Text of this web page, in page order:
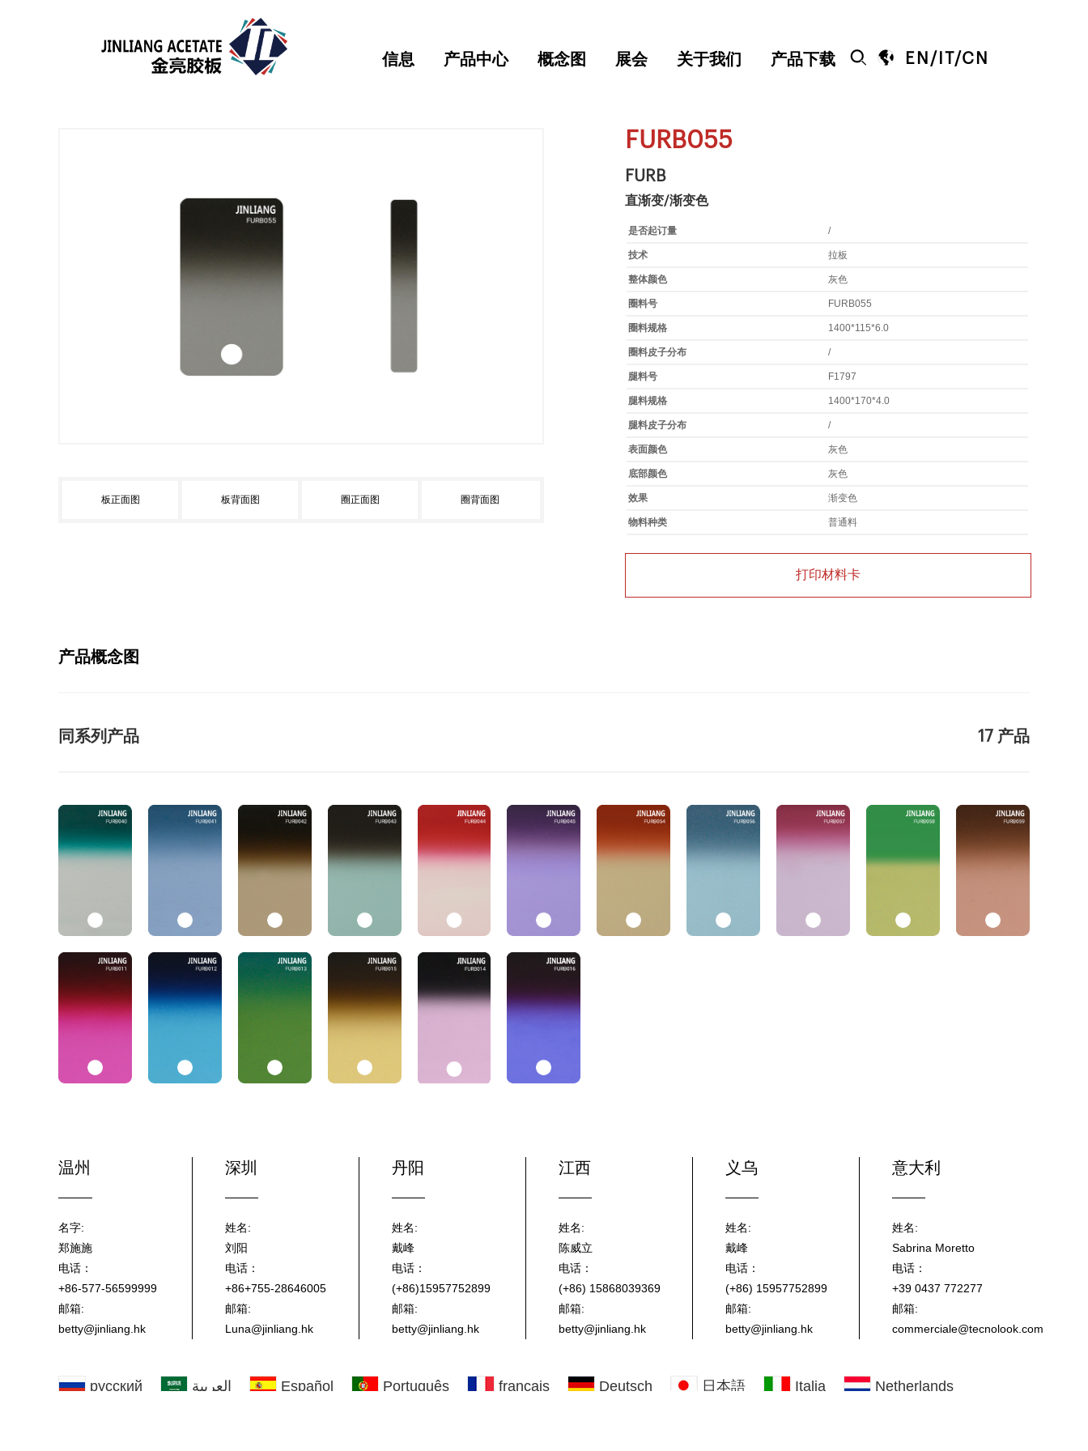
信息 产品中心 概念图 展会 关于我们 产品下载   EN / /CN
板正面图 板背面图 圈正面图 圈背面图
FURB055
FURB
直渐变/渐变色
是否起订量 /
技术 拉板
整体颜色 灰色
圈料号 FURB055
圈料规格 1400*115*6.0
圈料皮子分布 /
腿料号 F1797
腿料规格 1400*170*4.0
腿料皮子分布 /
表面颜色 灰色
底部颜色 灰色
效果 渐变色
物料种类 普通料
打印材料卡
产品概念图
同系列产品 17 产品
温州
名字:
郑施施
电话：
+86-577-56599999
邮箱:
betty@jinliang.hk
深圳
姓名:
刘阳
电话：
+86+755-28646005
邮箱:
Luna@jinliang.hk
丹阳
姓名:
戴峰
电话：
(+86)15957752899
邮箱:
betty@jinliang.hk
江西
姓名:
陈威立
电话：
(+86) 15868039369
邮箱:
betty@jinliang.hk
义乌
姓名:
戴峰
电话：
(+86) 15957752899
邮箱:
betty@jinliang.hk
意大利
姓名:
Sabrina Moretto
电话：
+39 0437 772277
邮箱:
commerciale@tecnolook.com
русский العربية Español Português français Deutsch 日本語 Italia
Netherlands